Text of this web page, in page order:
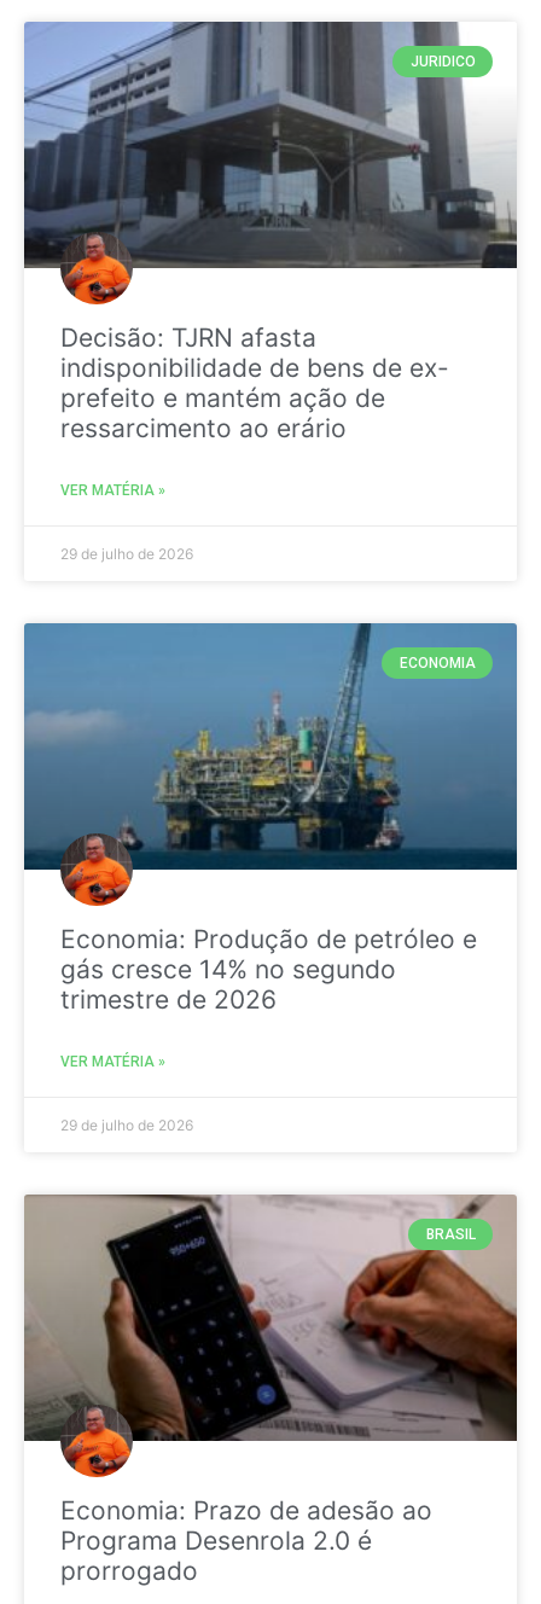
JURIDICO
Decisão: TJRN afasta
indisponibilidade de bens de ex-
prefeito e mantém ação de
ressarcimento ao erário
VER MATÉRIA »
29 de julho de 2026
ECONOMIA
Economia: Produção de petróleo e
gás cresce 14% no segundo
trimestre de 2026
VER MATÉRIA »
29 de julho de 2026
BRASIL
Economia: Prazo de adesão ao
Programa Desenrola 2.0 é
prorrogado